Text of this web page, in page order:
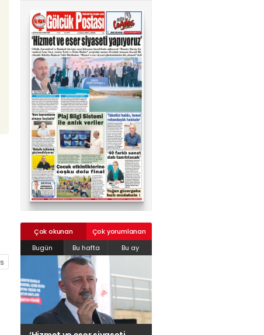
Çok okunan
Çok yorumlanan
Bugün
Bu hafta Bu ay
02624132333
haber@golcukpostasi.com